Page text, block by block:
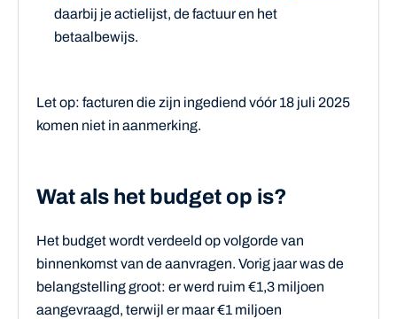
daarbij je actielijst, de factuur en het
betaalbewijs.
Let op: facturen die zijn ingediend vóór 18 juli 2025
komen niet in aanmerking.
Wat als het budget op is?
Het budget wordt verdeeld op volgorde van
binnenkomst van de aanvragen. Vorig jaar was de
belangstelling groot: er werd ruim €1,3 miljoen
aangevraagd, terwijl er maar €1 miljoen